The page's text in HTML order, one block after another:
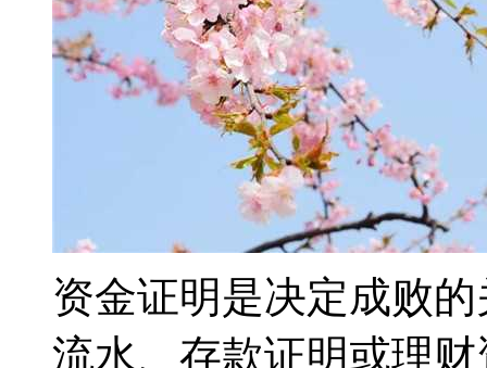
资金证明是决定成败
流水、存款证明或理